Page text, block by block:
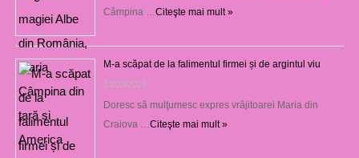
Câmpina … Citeşte mai mult »
M-a scăpat de la falimentul firmei și de argintul viu
13/03/2025
Doresc să mulţumesc expres vrăjitoarei Maria din
Craiova … Citeşte mai mult »